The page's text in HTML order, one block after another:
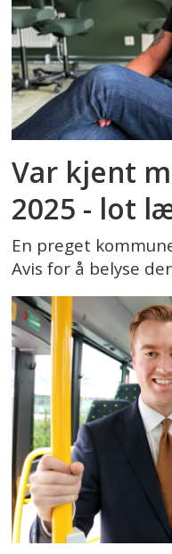
Var kjent
2025 - lot
En preget
Avis for å belyse